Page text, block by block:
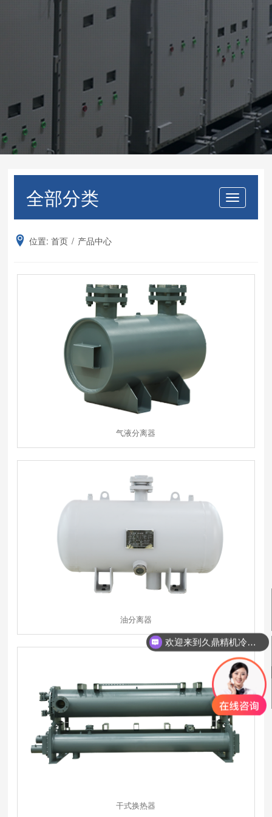
全部分类
位置: 首页 / 产品中心
气液分离器
油分离器
干式换热器
欢迎来到久鼎精机冷冻有限公司